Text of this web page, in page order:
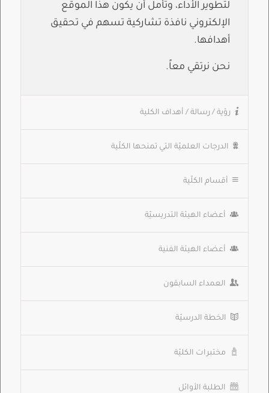
لتطوير الأداء، وتأمل أن يكون هذا الموقع
الإلكتروني نافذة تشاركية تسهم في تحقيق
أهدافها.
نحن نرتقي معاً.
رؤية / رسالة / أهداف الكلية
الدرجات العلميّة التي تمنحها الكلّية
أقسام الكلّية
أعضاء الهيئة التدريسيّة
أعضاء الهيئة الفنية
العمداء السابقون
الخطة الدرسيّة
مختبرات الكليّة
الطلبة الأوائل